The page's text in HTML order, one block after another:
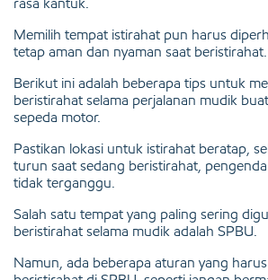
Memilih tempat istirahat pun harus
tetap aman dan nyaman saat beristirahat.
Berikut ini adalah beberapa tips untuk
beristirahat selama perjalanan mudik
sepeda motor.
Pastikan lokasi untuk istirahat beratap,
turun saat sedang beristirahat,
tidak terganggu.
Salah satu tempat yang paling sering
beristirahat selama mudik adalah SPBU.
Namun, ada beberapa aturan yang